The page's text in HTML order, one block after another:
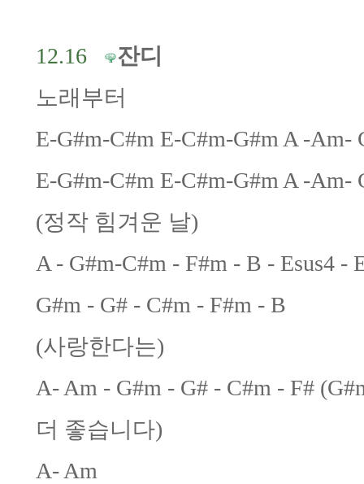
12.16
잔디
노래부터
E-G#m-C#m E-C#m-G#m A -Am-
E-G#m-C#m E-C#m-G#m A -Am-
(정작 힘겨운 날)
A - G#m-C#m - F#m - B - Esus4 -
G#m - G# - C#m - F#m - B
(사랑한다는)
A- Am - G#m - G# - C#m - F#
더 좋습니다)
A- Am